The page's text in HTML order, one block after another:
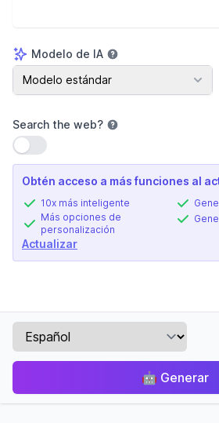
Modelo de IA
Modelo de IA
Modelo estándar
Search the web?
Usar configuración
Obtén acceso a más funciones al
10x más inteligente
Más opciones de
personalización
Actualizar
🤖 Generar